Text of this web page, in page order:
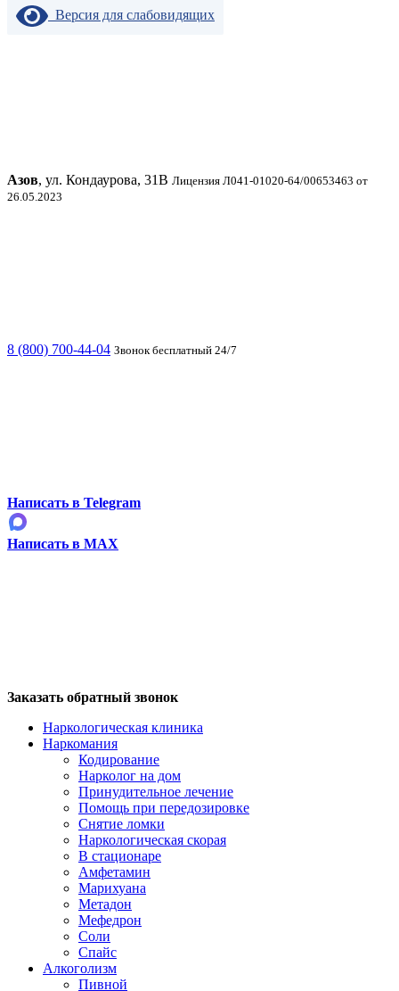
Версия для слабовидящих
Азов, ул. Кондаурова, 31В Лицензия Л041-01020-64/00653463 от
26.05.2023
8 (800) 700-44-04 Звонок бесплатный 24/7
Написать в Telegram
Написать в MAX
Заказать обратный звонок
Наркологическая клиника
Наркомания
Кодирование
Нарколог на дом
Принудительное лечение
Помощь при передозировке
Снятие ломки
Наркологическая скорая
В стационаре
Амфетамин
Марихуана
Метадон
Мефедрон
Соли
Спайс
Алкоголизм
Пивной